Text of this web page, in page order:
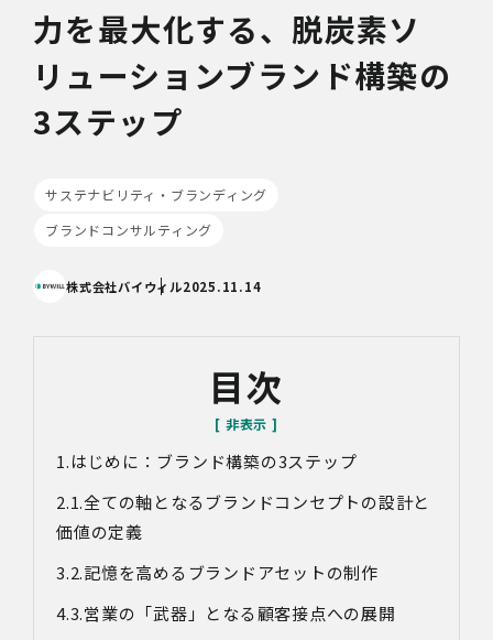
力を最大化する、脱炭素ソ
リューションブランド構築の
3ステップ
サステナビリティ・ブランディング
ブランドコンサルティング
株式会社バイウィル2025.11.14
目次
はじめに： ブランド構築の3ステップ
1.全ての軸となるブランドコンセプトの設計と
価値の定義
2.記憶を高めるブランドアセットの制作
3.営業の「武器」となる顧客接点への展開